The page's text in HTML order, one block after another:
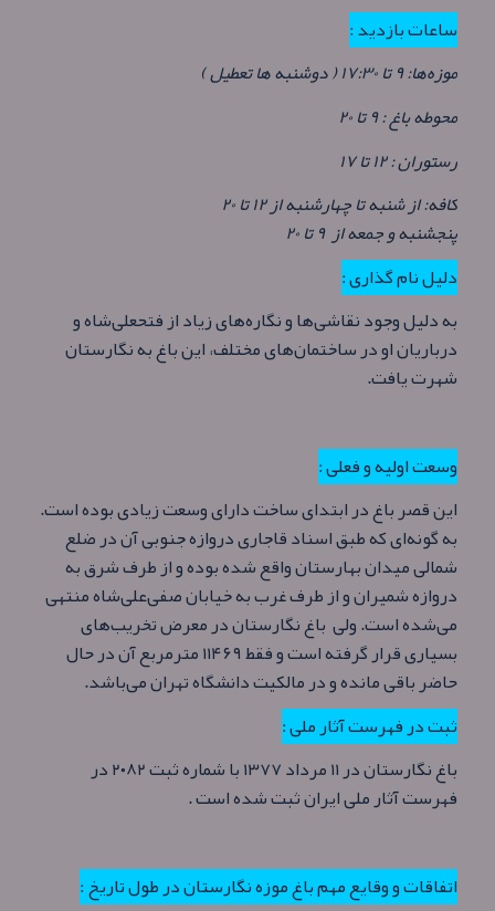
ساعات بازدید :
موزه‌ها: ۹ تا ۱۷:۳۰ ( دوشنبه ها تعطیل )
محوطه باغ : ۹ تا ۲۰
رستوران : ۱۲ تا ۱۷
کافه: از شنبه تا چهارشنبه از ۱۲ تا ۲۰
پنجشنبه و جمعه از ۹ تا ۲۰
دلیل نام گذاری :
به دلیل وجود نقاشی‌ها و نگاره‌های زیاد از فتحعلی‌شاه و
درباریان او در ساختمان‌های مختلف، این باغ به نگارستان
شهرت یافت.
وسعت اولیه و فعلی :
این قصر باغ در ابتدای ساخت دارای وسعت زیادی بوده است.
به گونه‌ای که طبق اسناد قاجاری دروازه جنوبی آن در ضلع
شمالی میدان بهارستان واقع شده بوده و از طرف شرق به
دروازه شمیران و از طرف غرب به خیابان صفی‌علی‌شاه منتهی
می‌شده است. ولی باغ نگارستان در معرض تخریب‌های
بسیاری قرار گرفته است و فقط ۱۱۴۶۹ مترمربع آن در حال
حاضر باقی مانده و در مالکیت دانشگاه تهران می‌باشد.
ثبت در فهرست آثار ملی :
باغ نگارستان در ۱۱ مرداد ۱۳۷۷ با شماره ثبت ۲۰۸۲ در
فهرست آثار ملی ایران ثبت شده است .
اتفاقات و وقایع مهم باغ موزه نگارستان در طول تاریخ :